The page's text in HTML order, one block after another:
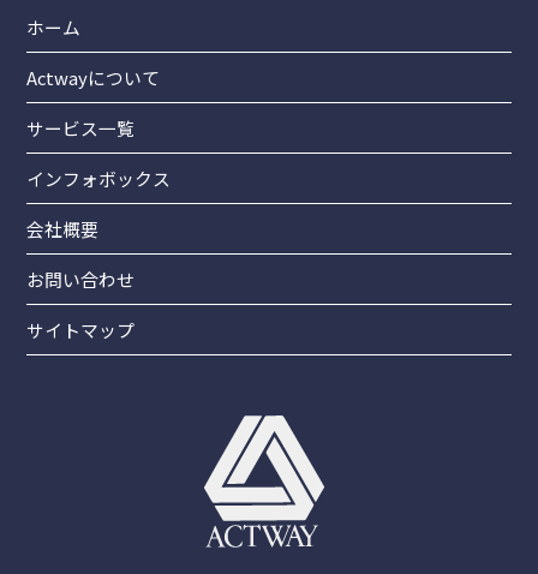
ホーム
Actwayについて
サービス一覧
インフォボックス
会社概要
お問い合わせ
サイトマップ